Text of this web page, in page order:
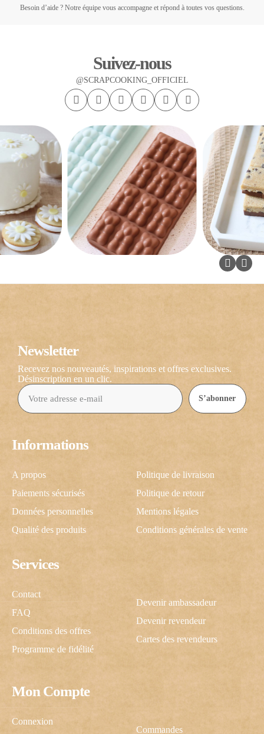
Besoin d’aide ? Notre équipe vous accompagne et répond à toutes vos questions.
Suivez-nous
@SCRAPCOOKING_OFFICIEL
Mon Compte
Connexion
Commandes
Services
Contact
FAQ
Conditions des offres
Programme de fidélité
Devenir ambassadeur
Devenir revendeur
Cartes des revendeurs
Informations
A propos
Paiements sécurisés
Données personnelles
Qualité des produits
Politique de livraison
Politique de retour
Mentions légales
Conditions générales de vente
Newsletter
Recevez nos nouveautés, inspirations et offres exclusives.
Désinscription en un clic.
S’abonner
C'est cadeau !